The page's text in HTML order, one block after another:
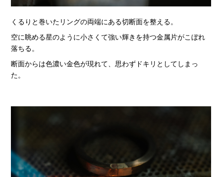
くるりと巻いたリングの両端にある切断面を整える。
空に眺める星のように小さくて強い輝きを持つ金属片がこぼれ
落ちる。
断面からは色濃い金色が現れて、思わずドキリとしてしまっ
た。